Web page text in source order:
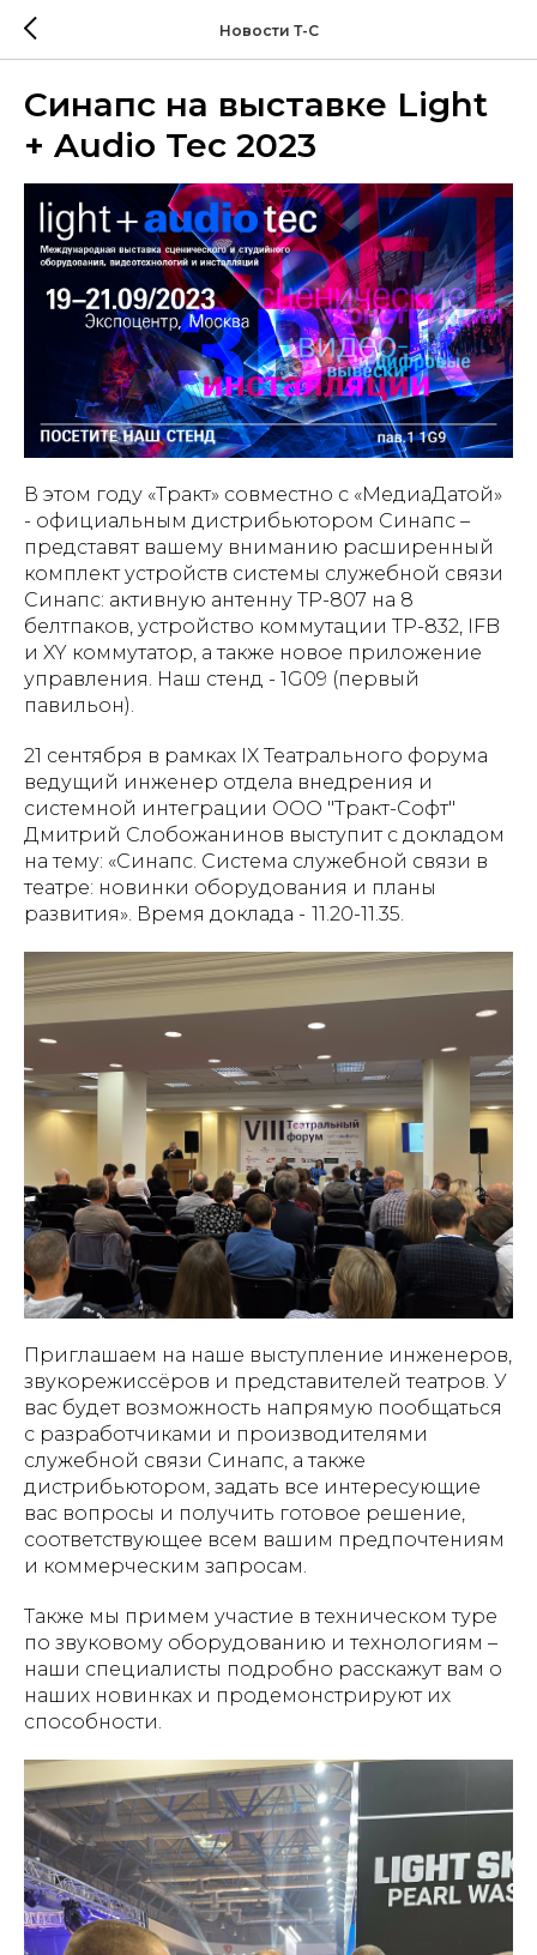
Новости Т-С
Синапс на выставке Light
+ Audio Tec 2023
В этом году «Тракт» совместно с «МедиаДатой»
- официальным дистрибьютором Синапс –
представят вашему вниманию расширенный
комплект устройств системы служебной связи
Синапс: активную антенну ТР-807 на 8
белтпаков, устройство коммутации ТР-832, IFB
и XY коммутатор, а также новое приложение
управления. Наш стенд - 1G09 (первый
павильон).
21 сентября в рамках IX Театрального форума
ведущий инженер отдела внедрения и
системной интеграции ООО "Тракт-Софт"
Дмитрий Слобожанинов выступит с докладом
на тему: «Синапс. Система служебной связи в
театре: новинки оборудования и планы
развития». Время доклада - 11.20-11.35.
Приглашаем на наше выступление инженеров,
звукорежиссёров и представителей театров. У
вас будет возможность напрямую пообщаться
с разработчиками и производителями
служебной связи Синапс, а также
дистрибьютором, задать все интересующие
вас вопросы и получить готовое решение,
соответствующее всем вашим предпочтениям
и коммерческим запросам.
Также мы примем участие в техническом туре
по звуковому оборудованию и технологиям –
наши специалисты подробно расскажут вам о
наших новинках и продемонстрируют их
способности.